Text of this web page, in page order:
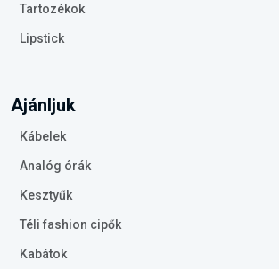
Tartozékok
Lipstick
Ajánljuk
Kábelek
Analóg órák
Kesztyűk
Téli fashion cipők
Kabátok